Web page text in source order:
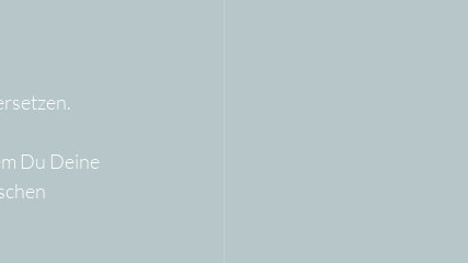
Du Deine